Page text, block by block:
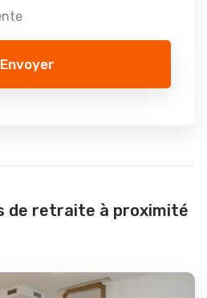
Envoyer
de retraite à proximité